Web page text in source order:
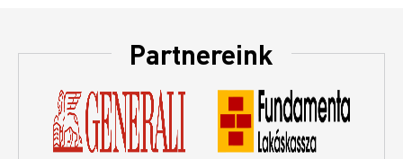
Partnereink